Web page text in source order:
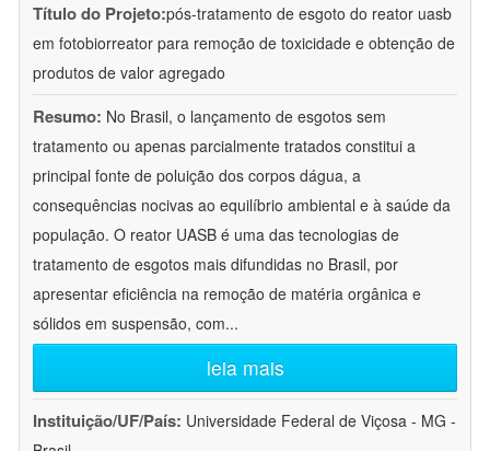
Título do Projeto:pós-tratamento de esgoto do reator uasb
em fotobiorreator para remoção de toxicidade e obtenção de
produtos de valor agregado
Resumo: No Brasil, o lançamento de esgotos sem
tratamento ou apenas parcialmente tratados constitui a
principal fonte de poluição dos corpos dágua, a
consequências nocivas ao equilíbrio ambiental e à saúde da
população. O reator UASB é uma das tecnologias de
tratamento de esgotos mais difundidas no Brasil, por
apresentar eficiência na remoção de matéria orgânica e
sólidos em suspensão, com...
leia mais
Instituição/UF/País: Universidade Federal de Viçosa - MG -